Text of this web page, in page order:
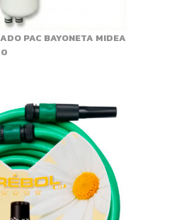
PAC BAYONETA MIDEA